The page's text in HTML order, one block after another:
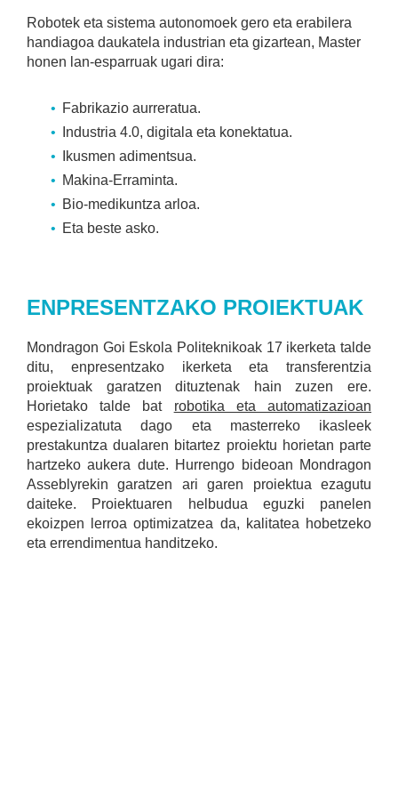
Robotek eta sistema autonomoek gero eta erabilera
handiagoa daukatela industrian eta gizartean, Master
honen lan-esparruak ugari dira:
Fabrikazio aurreratua.
Industria 4.0, digitala eta konektatua.
Ikusmen adimentsua.
Makina-Erraminta.
Bio-medikuntza arloa.
Eta beste asko.
ENPRESENTZAKO PROIEKTUAK
Mondragon Goi Eskola Politeknikoak 17 ikerketa talde
ditu, enpresentzako ikerketa eta transferentzia
proiektuak garatzen dituztenak hain zuzen ere.
Horietako talde bat robotika eta automatizazioan
espezializatuta dago eta masterreko ikasleek
prestakuntza dualaren bitartez proiektu horietan parte
hartzeko aukera dute. Hurrengo bideoan Mondragon
Asseblyrekin garatzen ari garen proiektua ezagutu
daiteke. Proiektuaren helbudua eguzki panelen
ekoizpen lerroa optimizatzea da, kalitatea hobetzeko
eta errendimentua handitzeko.